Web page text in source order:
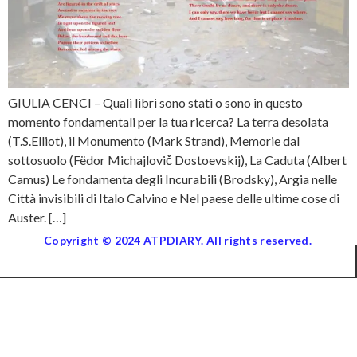
GIULIA CENCI – Quali libri sono stati o sono in questo
momento fondamentali per la tua ricerca? La terra desolata
(T.S.Elliot), il Monumento (Mark Strand), Memorie dal
sottosuolo (Fëdor Michajlovič Dostoevskij), La Caduta (Albert
Camus) Le fondamenta degli Incurabili (Brodsky), Argia nelle
Città invisibili di Italo Calvino e Nel paese delle ultime cose di
Auster. […]
Copyright © 2024 ATPDIARY. All rights reserved.